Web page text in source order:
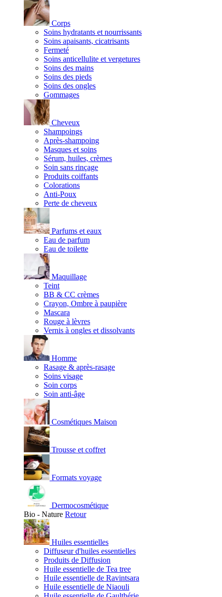
Corps
Soins hydratants et nourrissants
Soins apaisants, cicatrisants
Fermeté
Soins anticellulite et vergetures
Soins des mains
Soins des pieds
Soins des ongles
Gommages
Cheveux
Shampoings
Après-shampoing
Masques et soins
Sérum, huiles, crèmes
Soin sans rinçage
Produits coiffants
Colorations
Anti-Poux
Perte de cheveux
Parfums et eaux
Eau de parfum
Eau de toilette
Maquillage
Teint
BB & CC crèmes
Crayon, Ombre à paupière
Mascara
Rouge à lèvres
Vernis à ongles et dissolvants
Homme
Rasage & après-rasage
Soins visage
Soin corps
Soin anti-âge
Cosmétiques Maison
Trousse et coffret
Formats voyage
Dermocosmétique
Bio - Nature Retour
Huiles essentielles
Diffuseur d'huiles essentielles
Produits de Diffusion
Huile essentielle de Tea tree
Huile essentielle de Ravintsara
Huile essentielle de Niaouli